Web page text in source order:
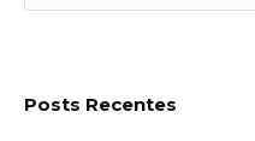
Posts Recentes